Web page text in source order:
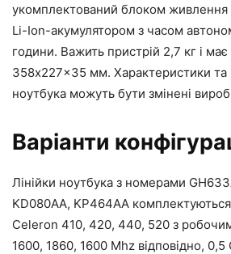
укомплектований блоком живлення
Lі-Ion-акумулятором з часом
години. Важить пристрій 2,7 кг і має
358x227x35 мм. Характеристики та
ноутбука можуть бути змінені
Варіанти
Лінійки ноутбука з номерами
KD080AA, KP464AA
Celeron 410, 420, 440, 520 з
1600, 1860, 1600 Mhz відповідно,